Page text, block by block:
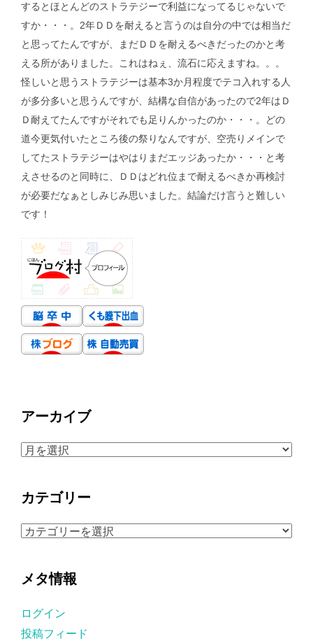
するとほとんどのストラテジーで利益になってるじゃないで
すか・・・。2年ＤＤを耐えると言うのは自分の中では相当だ
と思ってたんですが、まだＤＤを耐えるべきだったのかと考
える所がありました。これはねぇ、流石に応えますね。。。
怪しいと思うストラテジーは基本3か月程度でテコ入れする人
が多分多いと思うんですが、結構な自信があったので2年はＤ
Ｄ耐えてたんですがそれでも足りんかったのか・・・。どの
道今更気付いたところ後の祭りなんですが、空売りメインで
してたストラテジーはやはりまだエッジあったか・・・と考
えさせるのと同時に、ＤＤはどれ位まで耐えるべきか再検討
が必要だなぁとしみじみ思いました。結論だけ言うと難しい
です！
アーカイブ
ア
カ
ブ
カテゴリー
カ
ゴ
ー
メタ情報
ログイン
投稿フィード